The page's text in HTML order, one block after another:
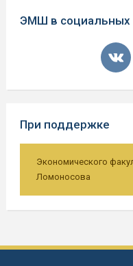
ЭМШ в социальных
При поддержке
Экономического
Ломоносова